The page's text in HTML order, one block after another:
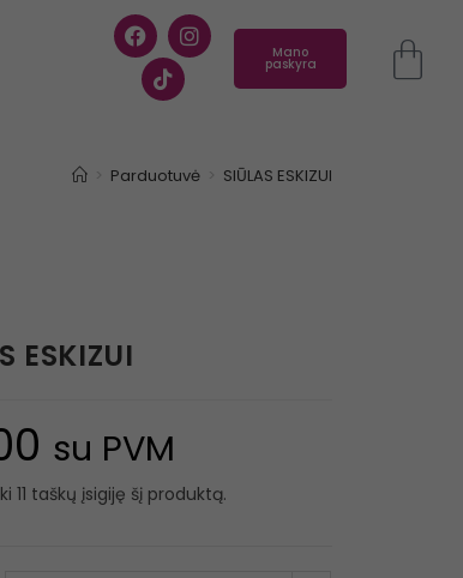
Mano
paskyra
Parduotuvė SIŪLAS ESKIZUI
ESKIZUI
su PVM
11 taškų įsigiję šį produktą.